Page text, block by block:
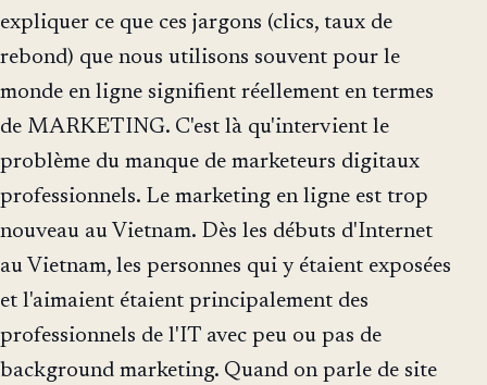
expliquer ce que ces jargons (clics, taux de
rebond) que nous utilisons souvent pour le
monde en ligne signifient réellement en termes
de MARKETING. C'est là qu'intervient le
problème du manque de marketeurs digitaux
professionnels. Le marketing en ligne est trop
nouveau au Vietnam. Dès les débuts d'Internet
au Vietnam, les personnes qui y étaient exposées
et l'aimaient étaient principalement des
professionnels de l'IT avec peu ou pas de
background marketing. Quand on parle de site